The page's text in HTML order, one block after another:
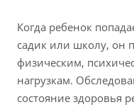
Когда ребенок
садик или школу, он
физическим,
нагрузкам.
состояние здоровья